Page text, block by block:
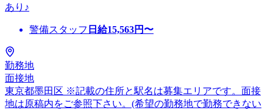
あり♪
警備スタッフ 日給15,563円〜
勤務地
面接地
東京都墨田区 ※記載の住所と駅名は募集エリアです。面接
地は原稿内をご参照下さい。(希望の勤務地で勤務できない